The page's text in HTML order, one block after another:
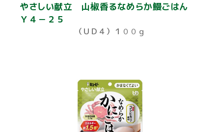
やさしい献立 山椒香るなめらか鰻ごはん
Ｙ４－２５
（ＵＤ４）１００ｇ